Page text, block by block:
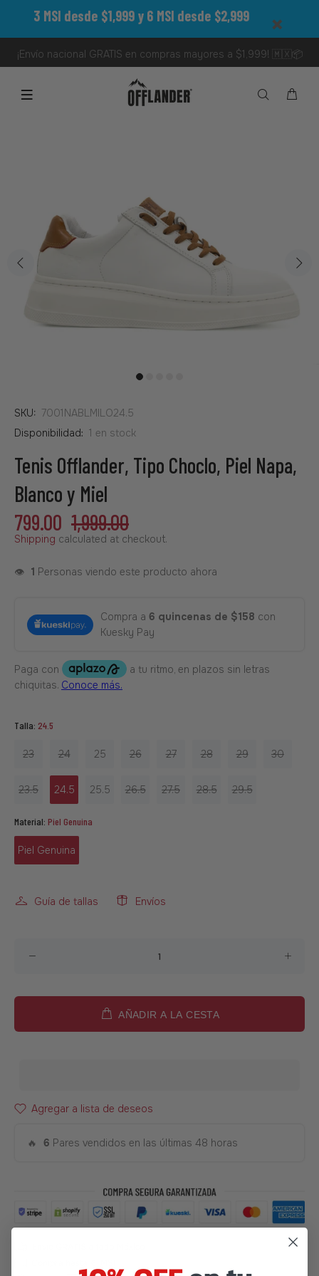
3 MSI desde $1,999 y 6 MSI desde $2,999
¡Envío nacional GRATIS en compras mayores a $1,999! 🇲🇽📦
SKU: 7001NABLMILO24.5
Disponibilidad: 1 en stock
Tenis Offlander, Tipo Choclo, Piel Napa,
Blanco y Miel
799.00 1,999.00
Shipping calculated at checkout.
👁️ 1 Personas viendo este producto ahora
Compra a 6 quincenas de $158 con
Kuesky Pay
Talla: 24.5
23 24 25 26 27 28 29 30
23.5 24.5 25.5 26.5 27.5 28.5 29.5
Material: Piel Genuina
Piel Genuina
Guía de tallas Envíos
AÑADIR A LA CESTA
Agregar a lista de deseos
🔥 6 Pares vendidos en las últimas 48 horas